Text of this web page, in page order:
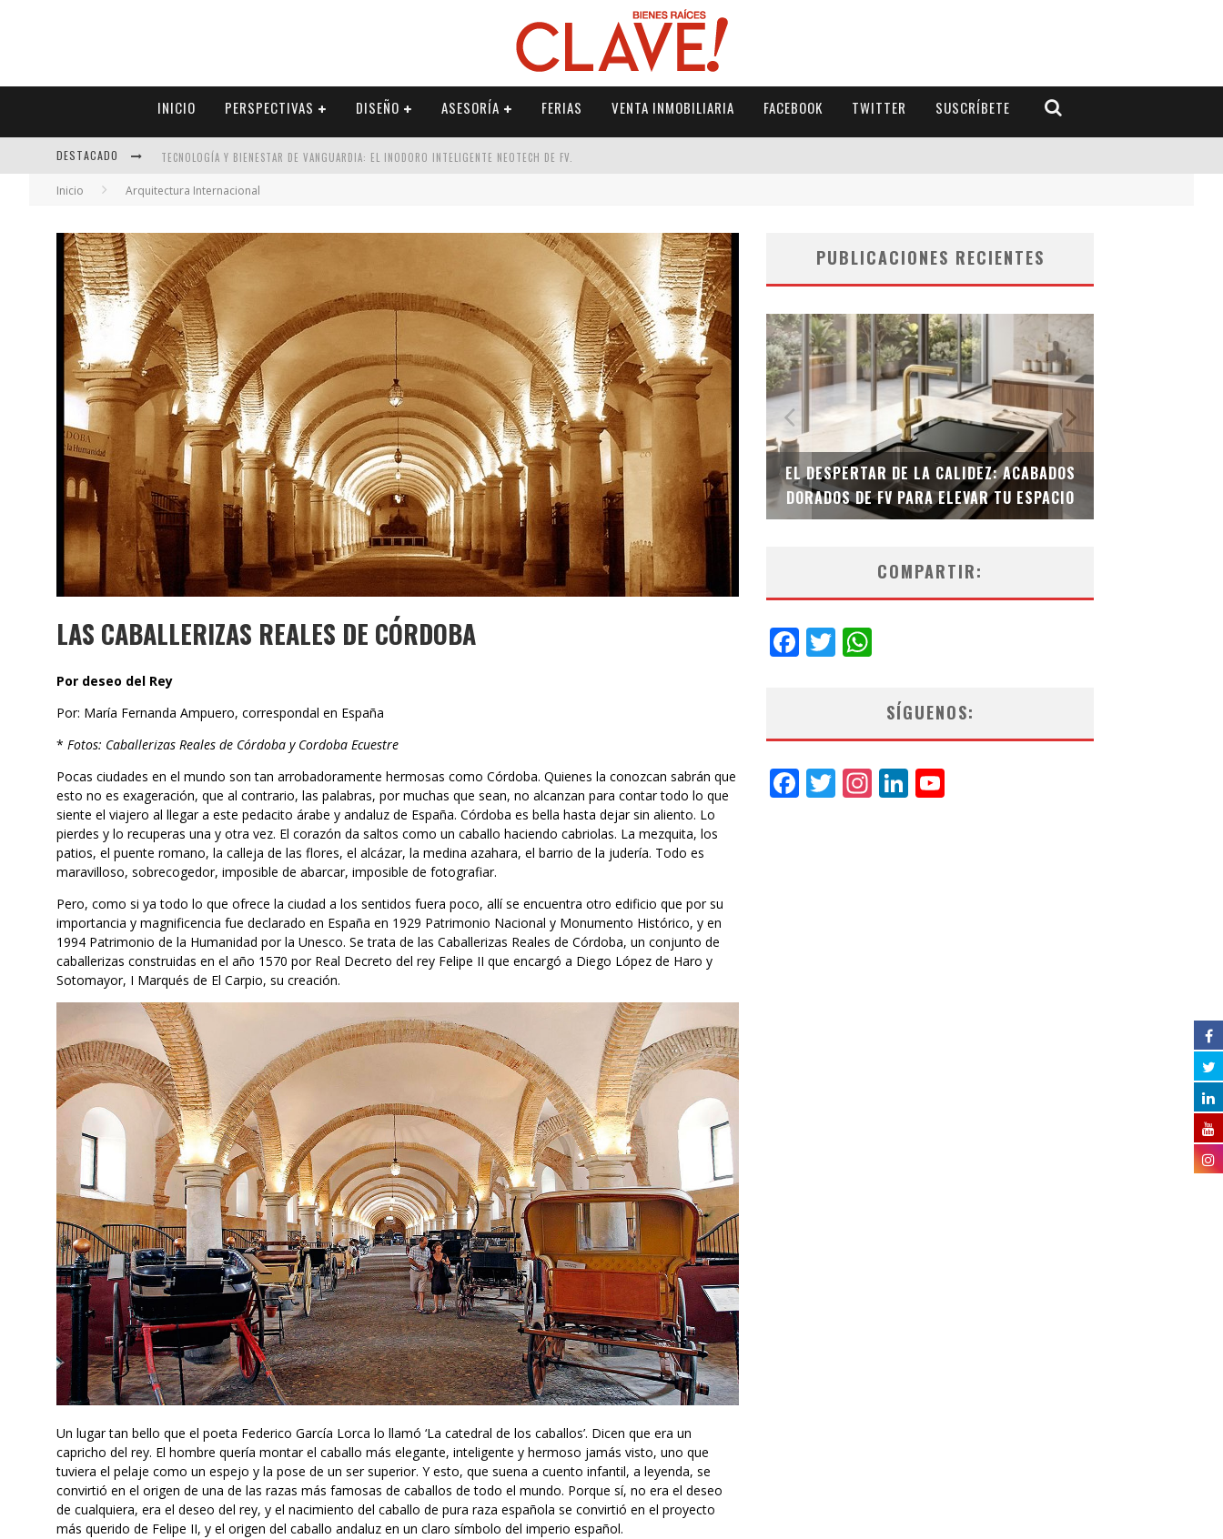
INICIO PERSPECTIVAS DISEÑO ASESORÍA FERIAS VENTA INMOBILIARIA FACEBOOK TWITTER SUSCRÍBETE
DESTACADO TECNOLOGÍA Y BIENESTAR DE VANGUARDIA: EL INODORO INTELIGENTE NEOTECH DE FV.
SECTOR INMOBILIARIO – RECUPERACIÓN A PASO FIRME
ALEXANDRA BEDOYA – LA CONSTANCIA DETRÁS DE LA PALETERÍA
EL DESPERTAR DE LA CALIDEZ: ACABADOS DORADOS DE FV PARA ELEVAR TU ESPACIO
Inicio Arquitectura Internacional
LAS CABALLERIZAS REALES DE CÓRDOBA
Por deseo del Rey
Por: María Fernanda Ampuero, correspondal en España
* Fotos: Caballerizas Reales de Córdoba y Cordoba Ecuestre
Pocas ciudades en el mundo son tan arrobadoramente hermosas como Córdoba. Quienes la conozcan sabrán que
esto no es exageración, que al contrario, las palabras, por muchas que sean, no alcanzan para contar todo lo que
siente el viajero al llegar a este pedacito árabe y andaluz de España. Córdoba es bella hasta dejar sin aliento. Lo
pierdes y lo recuperas una y otra vez. El corazón da saltos como un caballo haciendo cabriolas. La mezquita, los
patios, el puente romano, la calleja de las flores, el alcázar, la medina azahara, el barrio de la judería. Todo es
maravilloso, sobrecogedor, imposible de abarcar, imposible de fotografiar.
Pero, como si ya todo lo que ofrece la ciudad a los sentidos fuera poco, allí se encuentra otro edificio que por su
importancia y magnificencia fue declarado en España en 1929 Patrimonio Nacional y Monumento Histórico, y en
1994 Patrimonio de la Humanidad por la Unesco. Se trata de las Caballerizas Reales de Córdoba, un conjunto de
caballerizas construidas en el año 1570 por Real Decreto del rey Felipe II que encargó a Diego López de Haro y
Sotomayor, I Marqués de El Carpio, su creación.
Un lugar tan bello que el poeta Federico García Lorca lo llamó ‘La catedral de los caballos’. Dicen que era un
capricho del rey. El hombre quería montar el caballo más elegante, inteligente y hermoso jamás visto, uno que
tuviera el pelaje como un espejo y la pose de un ser superior. Y esto, que suena a cuento infantil, a leyenda, se
convirtió en el origen de una de las razas más famosas de caballos de todo el mundo. Porque sí, no era el deseo
de cualquiera, era el deseo del rey, y el nacimiento del caballo de pura raza española se convirtió en el proyecto
más querido de Felipe II, y el origen del caballo andaluz en un claro símbolo del imperio español.
PUBLICACIONES RECIENTES
SAINT-GOBAIN IMPTEK – XI CONVENCIÓN
INTERNACIONAL
EL DESPERTAR DE LA CALIDEZ: ACABADOS
DORADOS DE FV PARA ELEVAR TU ESPACIO
COMPARTIR:
Facebook
Twitter
SÍGUENOS:
Facebook
Twitter
Instagram
LinkedIn